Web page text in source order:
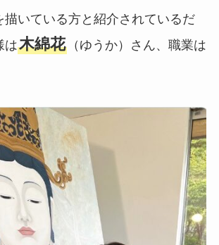
描いている方と紹介されているだ
は木綿花（ゆうか）さん、職業は